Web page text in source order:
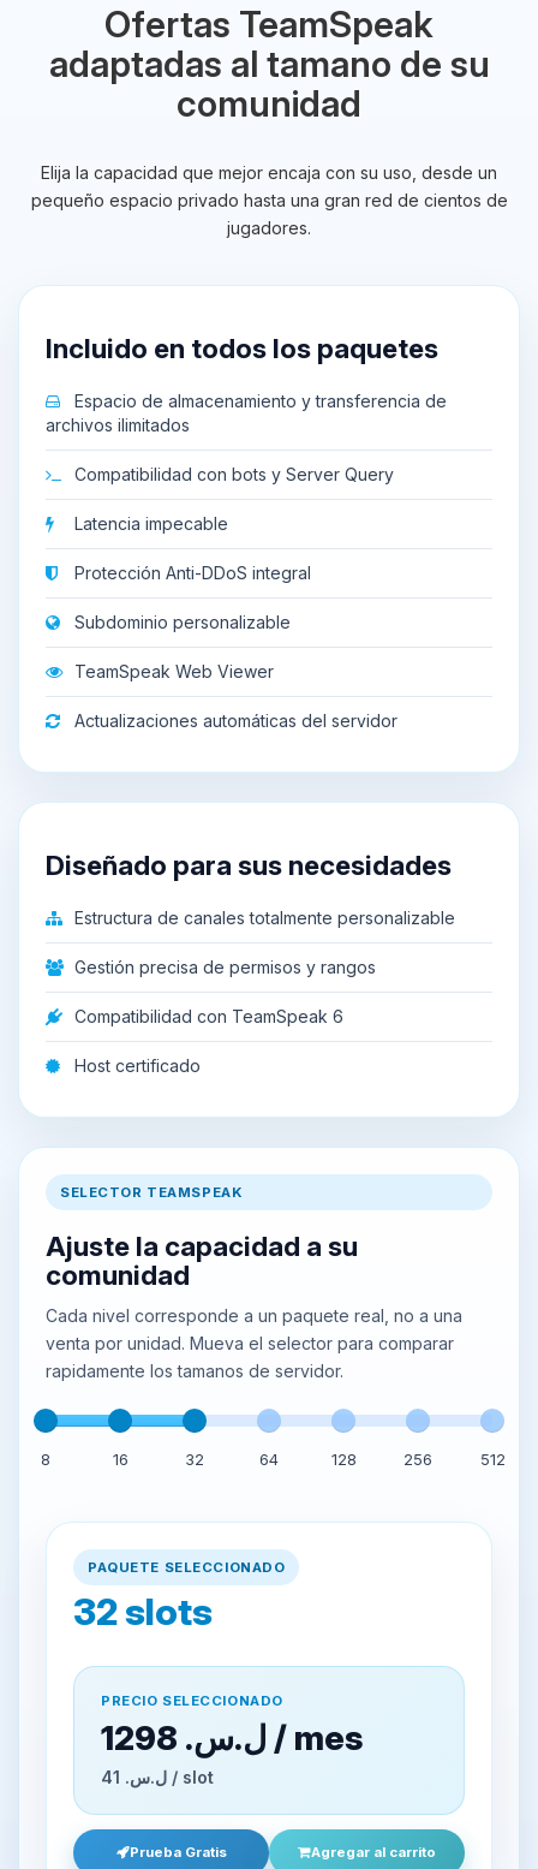
Ofertas TeamSpeak
adaptadas al tamano de su
comunidad
Elija la capacidad que mejor encaja con su uso, desde un
pequeño espacio privado hasta una gran red de cientos de
jugadores.
Incluido en todos los paquetes
Espacio de almacenamiento y transferencia de
archivos ilimitados
Compatibilidad con bots y Server Query
Latencia impecable
Protección Anti-DDoS integral
Subdominio personalizable
TeamSpeak Web Viewer
Actualizaciones automáticas del servidor
Diseñado para sus necesidades
Estructura de canales totalmente personalizable
Gestión precisa de permisos y rangos
Compatibilidad con TeamSpeak 6
Host certificado
SELECTOR TEAMSPEAK
Ajuste la capacidad a su
comunidad
Cada nivel corresponde a un paquete real, no a una
venta por unidad. Mueva el selector para comparar
rapidamente los tamanos de servidor.
8 16 32 64 128 256 512
PAQUETE SELECCIONADO
32slots
PRECIO SELECCIONADO
1298 ل.س.‏ / mes
41 ل.س.‏ / slot
Prueba Gratis Agregar al carrito